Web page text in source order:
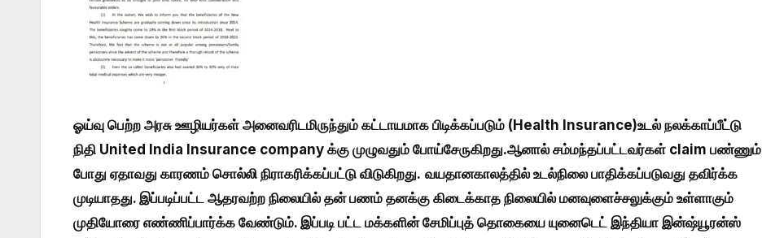
ஓய்வு பெற்ற அரசு ஊழியர்கள் அனைவரிடமிருந்தும் கட்டாயமாக பிடிக்கப்படும் (Health Insurance)உடல் நலக்காப்பீட்டு
நிதி United India Insurance company க்கு முழுவதும் போய்சேருகிறது.ஆனால் சம்மந்தப்பட்டவர்கள் claim பண்ணும்
போது ஏதாவது காரணம் சொல்லி நிராகரிக்கப்பட்டு விடுகிறது. வயதானகாலத்தில் உடல்நிலை பாதிக்கப்படுவது தவிர்க்க
முடியாதது. இப்படிப்பட்ட ஆதரவற்ற நிலையில் தன் பணம் தனக்கு கிடைக்காத நிலையில் மனவுளைச்சலுக்கும் உள்ளாகும்
முதியோரை எண்ணிப்பார்க்க வேண்டும். இப்படி பட்ட மக்களின் சேமிப்புத் தொகையை யுனைடெட் இந்தியா இன்ஷ்யூரன்ஸ்